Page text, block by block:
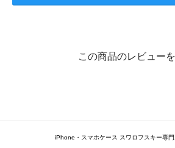
この商品のレビュー
iPhone・スマホケース スワロフスキー専